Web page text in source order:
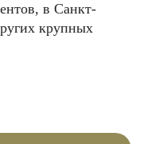
в Санкт-
крупных